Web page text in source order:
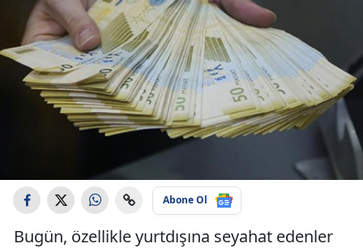
Abone Ol
Bugün, özellikle yurtdışına seyahat edenler